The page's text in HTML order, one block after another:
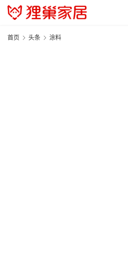
首页 头条 涂料